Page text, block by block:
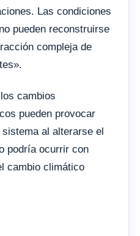
Las condiciones
pueden reconstruirse
compleja de
cambios
pueden provocar
al alterarse el
podría ocurrir con
cambio climático